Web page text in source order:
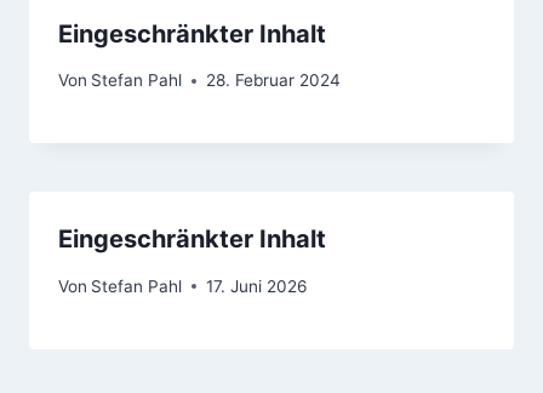
Eingeschränkter Inhalt
Von Stefan Pahl 28. Februar 2024
Eingeschränkter Inhalt
Von Stefan Pahl 17. Juni 2026